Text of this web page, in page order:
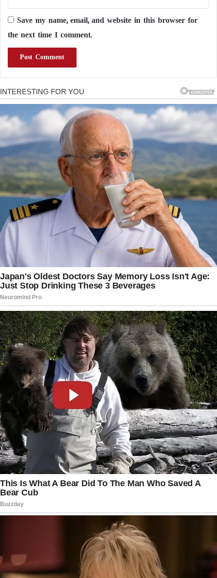
Save my name, email, and website in this browser for
the next time I comment.